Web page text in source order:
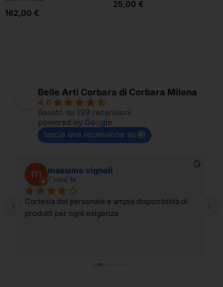
162,00 €
25,00 €
Belle Arti Corbara di Corbara Milena
4.6
Basato su 199 recensioni
powered by Google
lascia una recensione su
massimo vignoli
7 mesi fa
Cortesia del personale e ampia disponibilità di
prodotti per ogni esigenza